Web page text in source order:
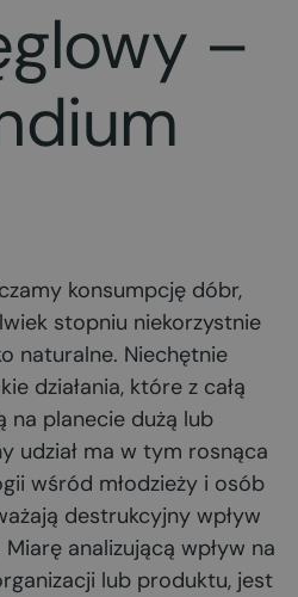
–
konsumpcję dóbr,
stopniu niekorzystnie
naturalne. Niechętnie
działania, które z całą
na planecie dużą lub
udział ma w tym rosnąca
wśród młodzieży i osób
destrukcyjny wpływ
analizującą wpływ na
lub produktu, jest